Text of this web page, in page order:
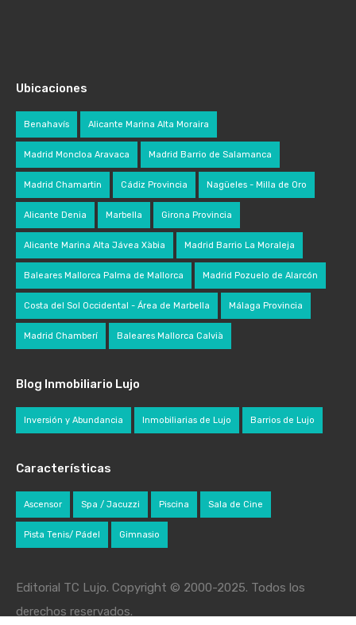
Ubicaciones
Benahavís Alicante Marina Alta Moraira
Madrid Moncloa Aravaca Madrid Barrio de Salamanca
Madrid Chamartin Cádiz Provincia Nagüeles - Milla de Oro
Alicante Denia Marbella Girona Provincia
Alicante Marina Alta Jávea Xàbia Madrid Barrio La Moraleja
Baleares Mallorca Palma de Mallorca Madrid Pozuelo de Alarcón
Costa del Sol Occidental - Área de Marbella Málaga Provincia
Madrid Chamberí Baleares Mallorca Calvià
Blog Inmobiliario Lujo
Inversión y Abundancia Inmobiliarias de Lujo Barrios de Lujo
Características
Ascensor Spa / Jacuzzi Piscina Sala de Cine
Pista Tenis/ Pádel Gimnasio
Editorial TC Lujo. Copyright © 2000-2025. Todos los
derechos reservados.